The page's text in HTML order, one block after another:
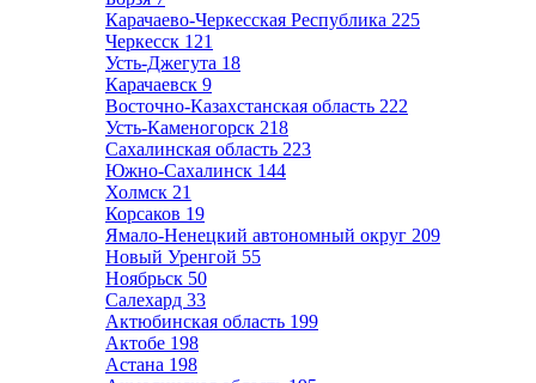
Карачаево-Черкесская Республика 225
Черкесск 121
Усть-Джегута 18
Карачаевск 9
Восточно-Казахстанская область 222
Усть-Каменогорск 218
Сахалинская область 223
Южно-Сахалинск 144
Холмск 21
Корсаков 19
Ямало-Ненецкий автономный округ 209
Новый Уренгой 55
Ноябрьск 50
Салехард 33
Актюбинская область 199
Актобе 198
Астана 198